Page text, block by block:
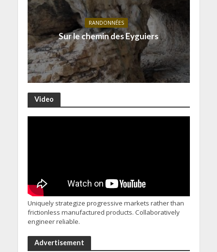
RANDONNÉES
Sur le chemin des Eyguiers
Video
Uniquely strategize progressive markets rather than
frictionless manufactured products. Collaboratively
engineer reliable.
Advertisement